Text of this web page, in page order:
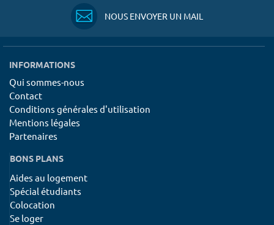
NOUS ENVOYER UN MAIL
INFORMATIONS
Qui sommes-nous
Contact
Conditions générales d'utilisation
Mentions légales
Partenaires
BONS PLANS
Aides au logement
Spécial étudiants
Colocation
Se loger